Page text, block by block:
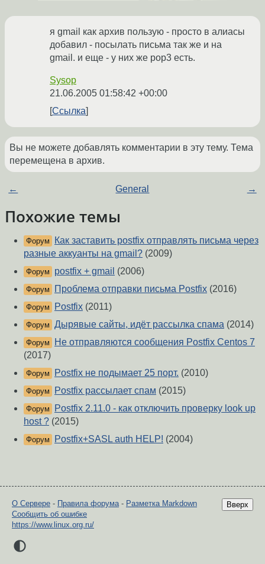
я gmail как архив пользую - просто в алиасы
добавил - посылать письма так же и на
gmail. и еще - у них же pop3 есть.
Sysop
21.06.2005 01:58:42 +00:00
Ссылка
Вы не можете добавлять комментарии в эту тему. Тема
перемещена в архив.
← General →
Похожие темы
Форум
Как заставить postfix отправлять письма через
разные аккуанты на gmail? (2009)
Форум postfix + gmail (2006)
Форум Проблема отправки письма Postfix (2016)
Форум Postfix (2011)
Форум Дырявые сайты, идёт рассылка спама (2014)
Форум
Не отправляются сообщения Postfix Centos 7
(2017)
Форум Postfix не подымает 25 порт. (2010)
Форум Postfix рассылает спам (2015)
Форум
Postfix 2.11.0 - как отключить проверку look up
host ? (2015)
Форум Postfix+SASL auth HELP! (2004)
Вверх
О Сервере - Правила форума- Разметка Markdown
Сообщить об ошибке
https://www.linux.org.ru/